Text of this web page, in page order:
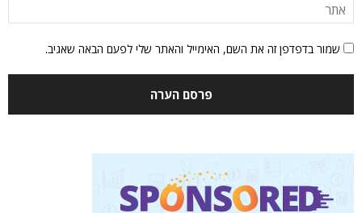
שמור בדפדפן זה את השם, האימייל והאתר שלי לפעם הבאה שאגיב.